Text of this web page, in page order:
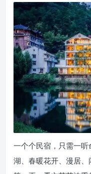
一个个民宿，只需一
湖、春暖花开、漫居